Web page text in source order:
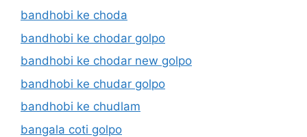
bandhobi ke choda
bandhobi ke chodar golpo
bandhobi ke chodar new golpo
bandhobi ke chudar golpo
bandhobi ke chudlam
bangala coti golpo